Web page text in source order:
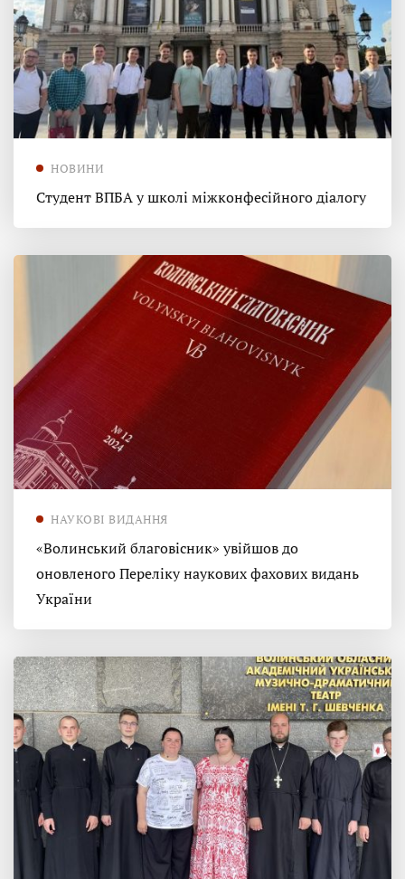
НОВИНИ
Студент ВПБА у школі міжконфесійного діалогу
НАУКОВІ ВИДАННЯ
«Волинський благовісник» увійшов до
оновленого Переліку наукових фахових видань
України